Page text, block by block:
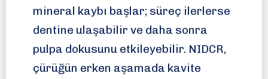
mineral kaybı başlar; süreç ilerlerse
dentine ulaşabilir ve daha sonra
pulpa dokusunu etkileyebilir. NIDCR,
çürüğün erken aşamada kavite